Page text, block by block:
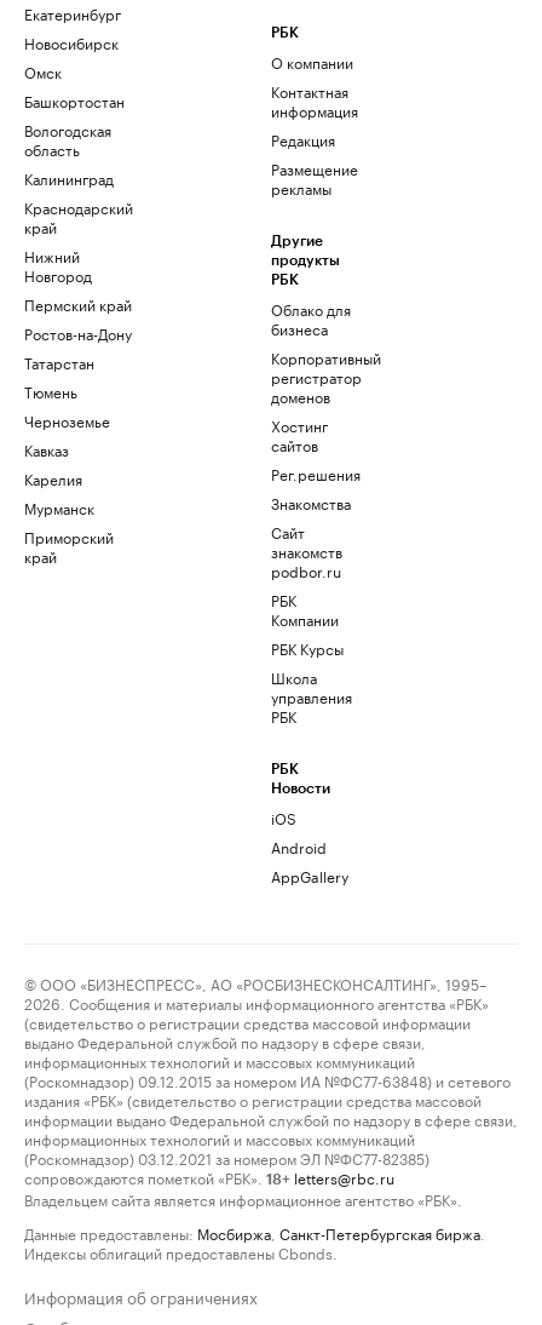
Екатеринбург
Новосибирск
Омск
Башкортостан
Вологодская
область
Калининград
Краснодарский
край
Нижний
Новгород
Пермский край
Ростов-на-Дону
Татарстан
Тюмень
Черноземье
Кавказ
Карелия
Мурманск
Приморский
край
РБК
О компании
Контактная
информация
Редакция
Размещение
рекламы
Другие
продукты
РБК
Облако для
бизнеса
Корпоративный
регистратор
доменов
Хостинг
сайтов
Рег.решения
Знакомства
Сайт
знакомств
podbor.ru
РБК
Компании
РБК Курсы
Школа
управления
РБК
РБК
Новости
iOS
Android
AppGallery
© ООО «БИЗНЕСПРЕСС», АО «РОСБИЗНЕСКОНСАЛТИНГ», 1995–
2026. Сообщения и материалы информационного агентства «РБК»
(свидетельство о регистрации средства массовой информации
выдано Федеральной службой по надзору в сфере связи,
информационных технологий и массовых коммуникаций
(Роскомнадзор) 09.12.2015 за номером ИА №ФС77-63848) и сетевого
издания «РБК» (свидетельство о регистрации средства массовой
информации выдано Федеральной службой по надзору в сфере связи,
информационных технологий и массовых коммуникаций
(Роскомнадзор) 03.12.2021 за номером ЭЛ №ФС77-82385)
сопровождаются пометкой «РБК».
18+ letters@rbc.ru
Владельцем сайта является информационное агентство «РБК».
Данные предоставлены: Мосбиржа Санкт-Петербургская биржа
Индексы облигаций предоставлены Cbonds.
Информация об ограничениях